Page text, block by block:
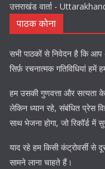
उत्तराखंड वार्ता -
पाठक कोना
सभी पाठकों से निवेदन है कि
सिर्फ़ रचनात्मक गतिविधियां
हम उसकी गुणवत्ता और सत्यता
लेकिन ध्यान रहे, संबंधित प्रेस
साथ भेजना होगा, जो रिकॉर्ड में
याद रहे हम किसी कंट्रोवर्सी से
सामने लाना चाहते हैं।